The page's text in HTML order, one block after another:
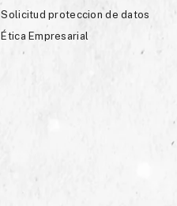
Solicitud proteccion de datos
Ética Empresarial